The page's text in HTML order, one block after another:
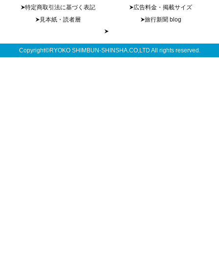
特定商取引法に基づく表記
広告料金・掲載サイズ
見本紙・読者層
旅行新聞 blog
Copyright©RYOKO SHIMBUN-SHINSHA.CO,LTD All rights reserved.